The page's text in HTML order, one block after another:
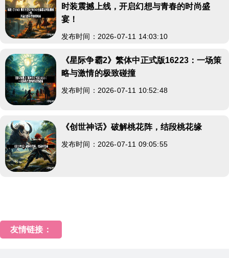
时装震撼上线，开启幻想与青春的时尚盛
宴！
发布时间：2026-07-11 14:03:10
《星际争霸2》繁体中正式版16223：一场策
略与激情的极致碰撞
发布时间：2026-07-11 10:52:48
《创世神话》破解桃花阵，结段桃花缘
发布时间：2026-07-11 09:05:55
友情链接：